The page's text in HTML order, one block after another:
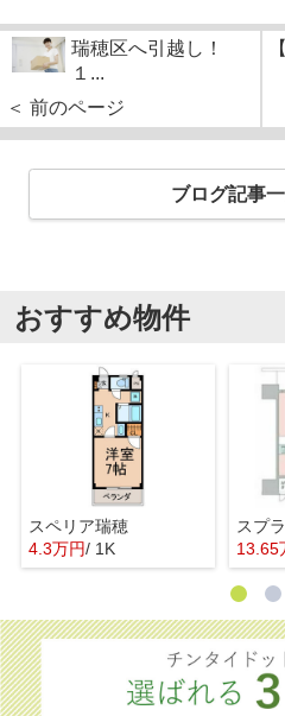
瑞穂区へ引越し！
１...
＜ 前のページ
ブログ記事
おすすめ物件
スペリア瑞穂
4.3万円/ 1K
13.65